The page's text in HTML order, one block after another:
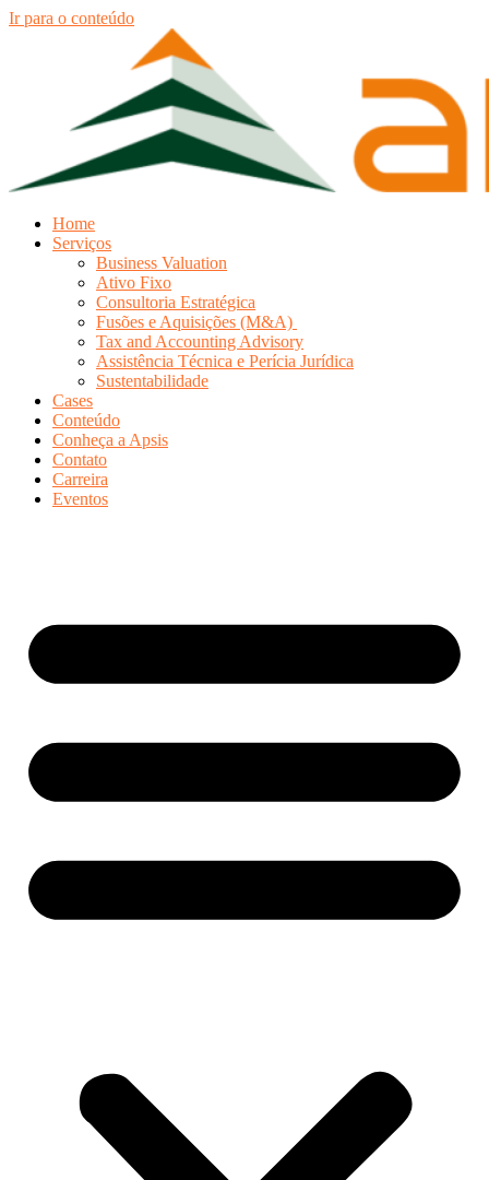
Ir para o conteúdo
Home
Serviços
Business Valuation
Ativo Fixo
Consultoria Estratégica
Fusões e Aquisições (M&A)
Tax and Accounting Advisory
Assistência Técnica e Perícia Jurídica
Sustentabilidade
Cases
Conteúdo
Conheça a Apsis
Contato
Carreira
Eventos